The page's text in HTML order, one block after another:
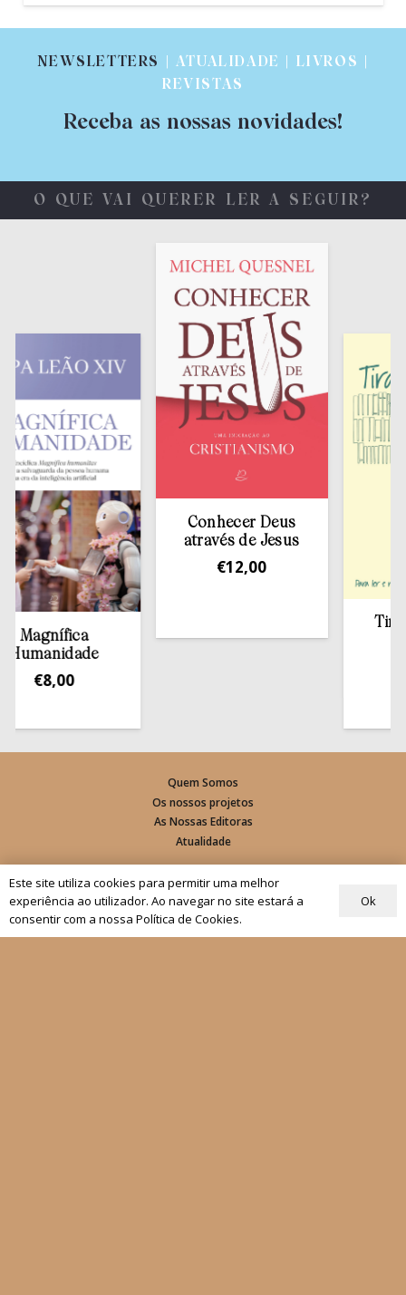
NEWSLETTERS
| ATUALIDADE | LIVROS |
REVISTAS
Receba as nossas novidades!
O QUE VAI QUERER LER A SEGUIR?
8,00
Conhecer Deus
através de Jesus
12,00
Tirar a
Quem Somos
Os nossos projetos
As Nossas Editoras
Atualidade
Revistas
Rezar com o Papa
Materiais de Grupos
Este site utiliza cookies para permitir uma melhor
experiência ao utilizador. Ao navegar no site estará a
consentir com a nossa Política de Cookies.
Ok